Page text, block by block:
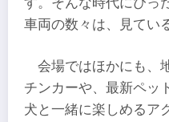
す。そんな時代にぴっ
車両の数々は、見てい
会場ではほかにも、
チンカーや、最新ペッ
犬と一緒に楽しめるア